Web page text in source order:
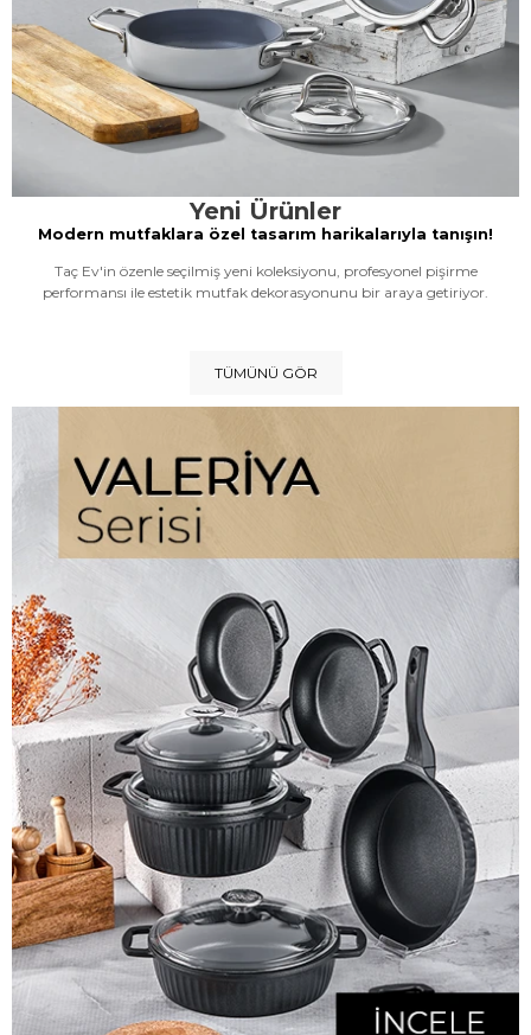
Yeni Ürünler
Modern mutfaklara özel tasarım harikalarıyla tanışın!
Taç Ev'in özenle seçilmiş yeni koleksiyonu, profesyonel pişirme
performansı ile estetik mutfak dekorasyonunu bir araya getiriyor.
TÜMÜNÜ GÖR